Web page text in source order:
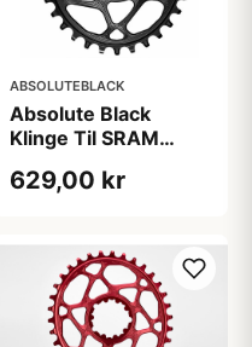
ABSOLUTEBLACK
Absolute Black
Klinge Til SRAM
32T Til Shimano 12
629,00 kr